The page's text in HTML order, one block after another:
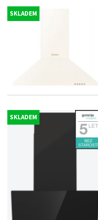
SKLADEM
SKLADEM